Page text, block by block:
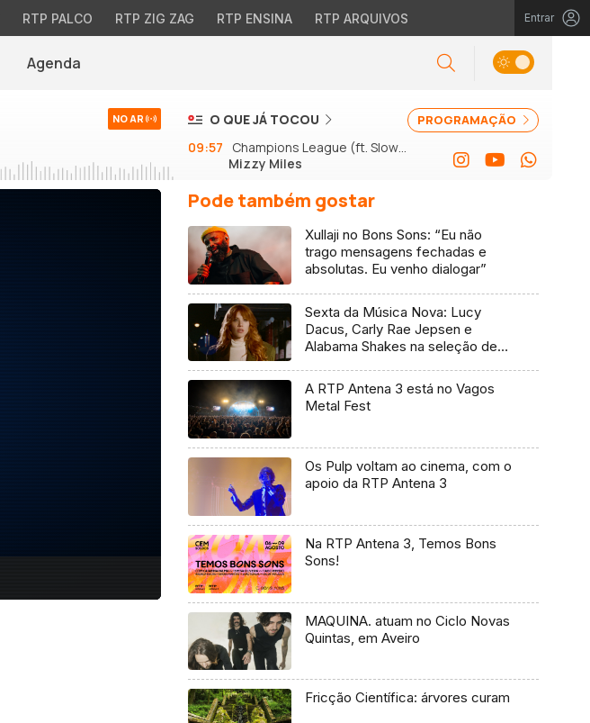
RTP PALCO RTP ZIG ZAG RTP ENSINA RTP ARQUIVOS Entrar
Agenda
NO AR PROGRAMAÇÃO
O QUE JÁ TOCOU
09:57
Champions League (ft. Slow J
e GSon)
Mizzy Miles
Pode também gostar
Xullaji no Bons Sons: “Eu não
trago mensagens fechadas e
absolutas. Eu venho dialogar”
Sexta da Música Nova: Lucy
Dacus, Carly Rae Jepsen e
Alabama Shakes na seleção de 7
A RTP Antena 3 está no Vagos
Metal Fest
Os Pulp voltam ao cinema, com o
apoio da RTP Antena 3
Na RTP Antena 3, Temos Bons
Sons!
MAQUINA. atuam no Ciclo Novas
Quintas, em Aveiro
Fricção Científica: árvores curam